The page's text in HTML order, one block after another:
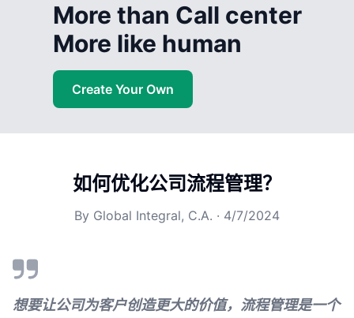
More than Call center
More like human
Create Your Own
如何优化公司流程管理？
By Global Integral, C.A. · 4/7/2024
想要让公司为客户创造更大的价值，流程管理是一个